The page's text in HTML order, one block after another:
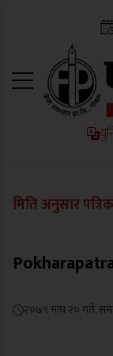
मिति अनुसार
२०७९ माघ २० गते,